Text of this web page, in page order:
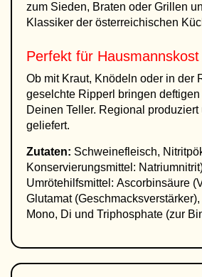
zum Sieden, Braten oder Grillen
Klassiker der österreichischen
Perfekt für Hausmannskost
Ob mit Kraut, Knödeln oder in der
geselchte Ripperl bringen
Deinen Teller. Regional
geliefert.
Zutaten: Schweinefleisch,
Konservierungsmittel:
Umrötehilfsmittel: Ascorbinsäure
Glutamat
Mono, Di und Triphosphate (zur